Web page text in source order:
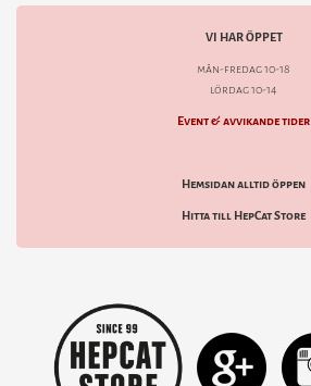
VI HAR ÖPPET
mån-fredag 10-18
lördag 10-14
Event & avvikande tider
Hemsidan alltid öppen
Hitta till HepCat Store